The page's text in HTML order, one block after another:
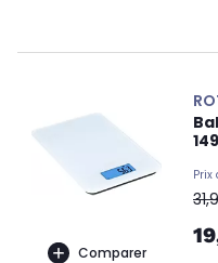
Comparer
Prix